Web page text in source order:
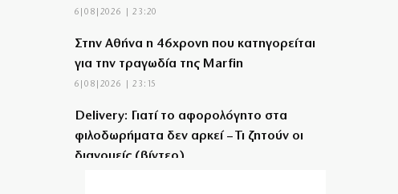
6|08|2026 | 23:20
Στην Αθήνα η 46χρονη που κατηγορείται
για την τραγωδία της Marfin
6|08|2026 | 23:15
Delivery: Γιατί το αφορολόγητο στα
φιλοδωρήματα δεν αρκεί – Τι ζητούν οι
διανομείς (βίντεο)